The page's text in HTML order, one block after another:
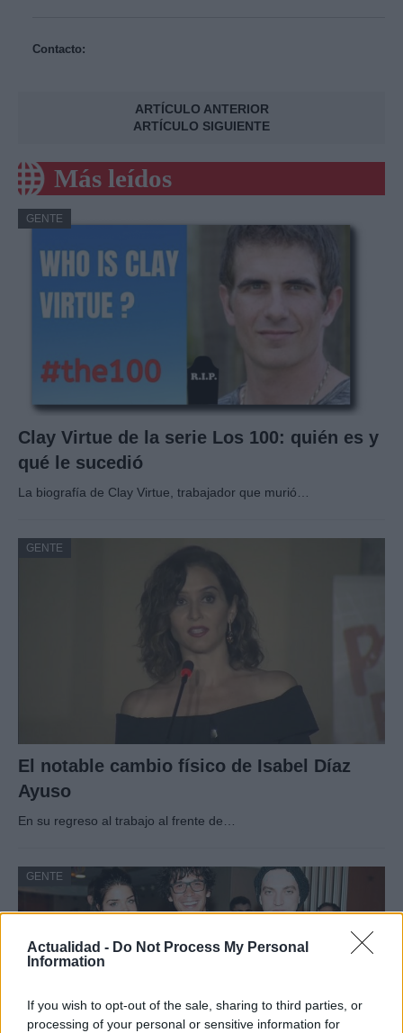
Actualidad - Do Not Process My Personal
Information
If you wish to opt-out of the sale, sharing to third parties, or
processing of your personal or sensitive information for
Contacto:
ARTÍCULO ANTERIOR
ARTÍCULO SIGUIENTE
Más leídos
GENTE
Clay Virtue de la serie Los 100: quién es y
qué le sucedió
La biografía de Clay Virtue, trabajador que murió…
GENTE
El notable cambio físico de Isabel Díaz
Ayuso
En su regreso al trabajo al frente de…
GENTE